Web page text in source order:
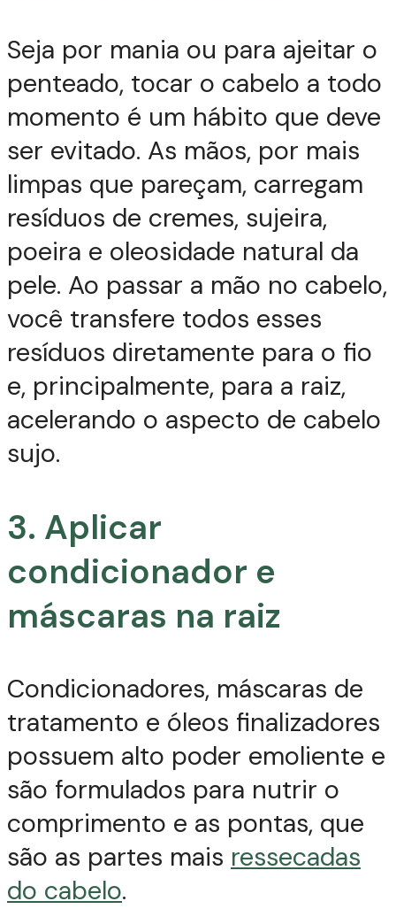
Seja por mania ou para ajeitar o
penteado, tocar o cabelo a todo
momento é um hábito que deve
ser evitado. As mãos, por mais
limpas que pareçam, carregam
resíduos de cremes, sujeira,
poeira e oleosidade natural da
pele. Ao passar a mão no cabelo,
você transfere todos esses
resíduos diretamente para o fio
e, principalmente, para a raiz,
acelerando o aspecto de cabelo
sujo.
3. Aplicar
condicionador e
máscaras na raiz
Condicionadores, máscaras de
tratamento e óleos finalizadores
possuem alto poder emoliente e
são formulados para nutrir o
comprimento e as pontas, que
são as partes mais ressecadas
do cabelo.